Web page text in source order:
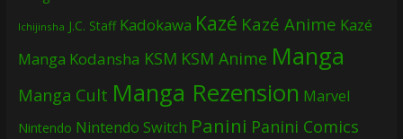
Ichijinsha J.C. Staff Kadokawa Kazé Kazé Anime Kazé
Manga Kodansha KSM KSM Anime Manga
Manga Cult Manga Rezension Marvel
Nintendo Nintendo Switch Panini Panini Comics